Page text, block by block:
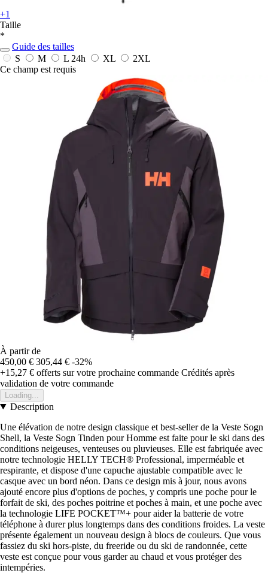
+1
Taille
*
Guide des tailles
S
M L 24h XL
2XL
Ce champ est requis
À partir de
450,00 € 305,44 € -32%
+15,27 € offerts sur votre prochaine commande Crédités après
validation de votre commande
Loading...
Description
Une élévation de notre design classique et best-seller de la Veste Sogn
Shell, la Veste Sogn Tinden pour Homme est faite pour le ski dans des
conditions neigeuses, venteuses ou pluvieuses. Elle est fabriquée avec
notre technologie HELLY TECH® Professional, imperméable et
respirante, et dispose d'une capuche ajustable compatible avec le
casque avec un bord néon. Dans ce design mis à jour, nous avons
ajouté encore plus d'options de poches, y compris une poche pour le
forfait de ski, des poches poitrine et poches à main, et une poche avec
la technologie LIFE POCKET™+ pour aider la batterie de votre
téléphone à durer plus longtemps dans des conditions froides. La veste
présente également un nouveau design à blocs de couleurs. Que vous
fassiez du ski hors-piste, du freeride ou du ski de randonnée, cette
veste est conçue pour vous garder au chaud et vous protéger des
intempéries.